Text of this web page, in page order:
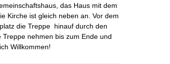
das Haus mit dem
Kirche ist gleich neben an. Vor dem
die Treppe hinauf durch den
nehmen bis zum Ende und
Willkommen!